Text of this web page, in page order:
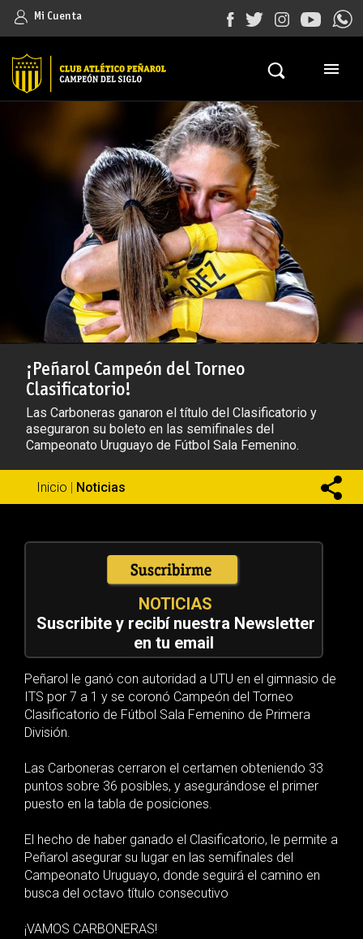
Mi Cuenta
¡Peñarol Campeón del Torneo
Clasificatorio!
Las Carboneras ganaron el título del Clasificatorio y
aseguraron su boleto en las semifinales del
Campeonato Uruguayo de Fútbol Sala Femenino.
Inicio | Noticias
NOTICIAS
Suscribite y recibí nuestra Newsletter
en tu email
Peñarol le ganó con autoridad a UTU en el gimnasio de
ITS por 7 a 1 y se coronó Campeón del Torneo
Clasificatorio de Fútbol Sala Femenino de Primera
División.
Las Carboneras cerraron el certamen obteniendo 33
puntos sobre 36 posibles, y asegurándose el primer
puesto en la tabla de posiciones.
El hecho de haber ganado el Clasificatorio, le permite a
Peñarol asegurar su lugar en las semifinales del
Campeonato Uruguayo, donde seguirá el camino en
busca del octavo título consecutivo
¡VAMOS CARBONERAS!